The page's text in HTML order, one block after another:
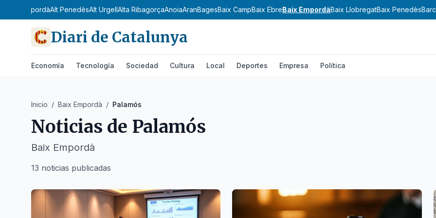
Alt EmpordàAlt PenedèsAlt UrgellAlta RibagorçaAnoiaAranBagesBaix CampBaix EbreBaix EmpordàBaix LlobregatBaix Penedès
Diari de Catalunya
Economía Tecnología Sociedad Cultura Local Deportes Empresa Política
Inicio / Baix Empordà / Palamós
Noticias de Palamós
Baix Empordà
13 noticias publicadas